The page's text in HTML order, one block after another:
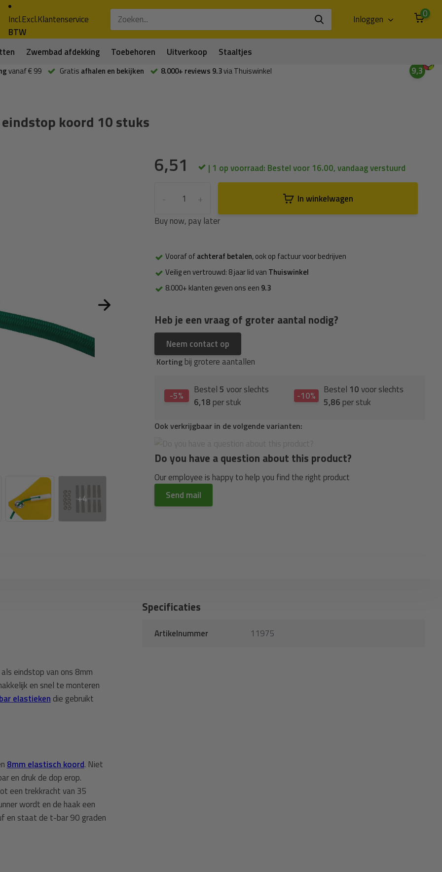
Incl.Excl.
BTW
Klantenservice Inloggen 0
Zwembad afdekking Toebehoren Uitverkoop Staaltjes
vanaf € 99 Gratis afhalen en bekijken 8.000+ reviews 9.3via Thuiswinkel 9,3
koord 10 stuks
+4
6,51 | 1 op voorraad: Bestel voor 16.00, vandaag verstuurd
+
-
In winkelwagen
Buy now, pay later
Vooraf ofachteraf betalen, ook op factuur voor bedrijven
Veilig en vertrouwd: 8 jaar lid van Thuiswinkel
8.000+ klanten geven ons een 9.3
Heb je een vraag of groter aantal nodig?
Neem contact op
Korting bij grotere aantallen
-5% Bestel 5 voor slechts
6,18 per stuk -10% Bestel 10voor slechts
5,86 per stuk
Ook verkrijgbaar in de volgende varianten:
Do you have a question about this product?
Our employee is happy to help you find the right product
Send mail
eindstop van ons 8mm
en snel te monteren
elastieken die gebruikt
8mm elastisch koord. Niet
en druk de dop erop.
een trekkracht van 35
wordt en de haak een
en staat de t-bar 90 graden
Specificaties
Artikelnummer 11975